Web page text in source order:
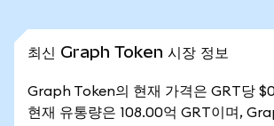
최신 Graph Token 시장 정보
Graph Token의 현재 가격은 GRT당
현재 유통량은 108.00억 GRT이며,